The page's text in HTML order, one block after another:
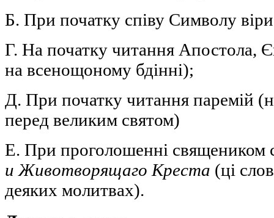
Б. При початку співу Символу
Г. На початку читання Апостола,
на всенощоному бдінні);
Д. При початку читання паремій
перед великим святом)
Е. При проголошенні священиком
и Животворящаго Креста (ці
деяких молитвах).